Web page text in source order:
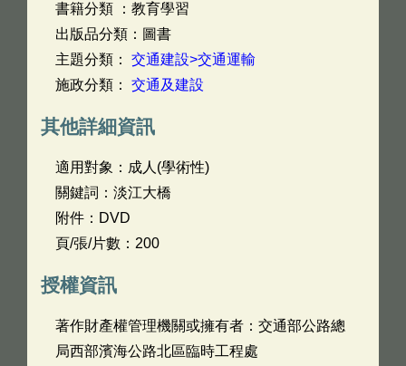
書籍分類 ：教育學習
出版品分類：圖書
主題分類： 交通建設>交通運輸
施政分類： 交通及建設
其他詳細資訊
適用對象：成人(學術性)
關鍵詞：淡江大橋
附件：DVD
頁/張/片數：200
授權資訊
著作財產權管理機關或擁有者：交通部公路總
局西部濱海公路北區臨時工程處